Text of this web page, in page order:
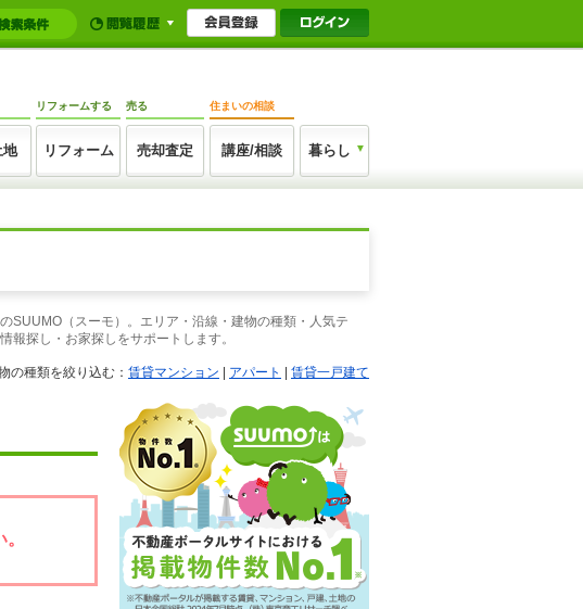
地
リフォームする
リフォーム
売る
売却査定
住まいの相談
講座/相談 暮らし
SUUMO（スーモ）。エリア・沿線・建物の種類・人気テ
報探し・お家探しをサポートします。
の種類を絞り込む： 賃貸マンション アパート 賃貸一戸建て